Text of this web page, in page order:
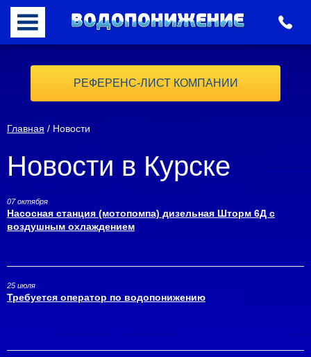
РЕФЕРЕНС-ЛИСТ КОМПАНИИ
Главная / Новости
Новости в Курске
07 октября
Насосная станция (мотопомпа) дизельная Шторм 6Д с
воздушным охлаждением
25 июля
Требуется оператор по водопонижению